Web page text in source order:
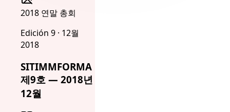
2018 연말 총회
Edición 9 · 12월
2018
SITIMMFORMA
제9호 — 2018년
12월